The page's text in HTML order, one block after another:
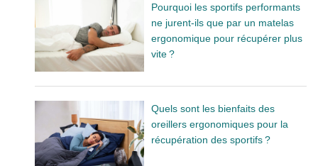
Pourquoi les sportifs performants
ne jurent-ils que par un matelas
ergonomique pour récupérer plus
vite ?
Quels sont les bienfaits des
oreillers ergonomiques pour la
récupération des sportifs ?